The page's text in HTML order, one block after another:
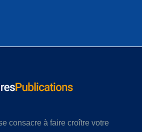
consacre à faire croître votre